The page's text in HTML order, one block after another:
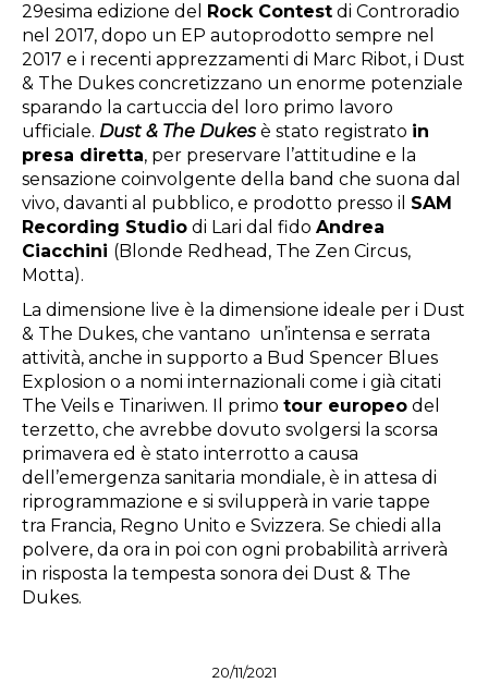
29esima edizione del
Rock Contest di Controradio
nel 2017, dopo un EP autoprodotto sempre nel
2017 e i recenti apprezzamenti di Marc Ribot, i Dust
& The Dukes concretizzano un enorme potenziale
sparando la cartuccia del loro primo lavoro
ufficiale. Dust & The Dukesè stato registrato in
presa diretta, per preservare l’attitudine e la
sensazione coinvolgente della band che suona dal
vivo, davanti al pubblico, e prodotto presso il SAM
Recording Studio di Lari dal fido Andrea
Ciacchini (Blonde Redhead, The Zen Circus,
Motta).
La dimensione live è la dimensione ideale per i Dust
& The Dukes, che vantano un’intensa e serrata
attività, anche in supporto a Bud Spencer Blues
Explosion o a nomi internazionali come i già citati
The Veils e Tinariwen. Il primo tour europeo del
terzetto, che avrebbe dovuto svolgersi la scorsa
primavera ed è stato interrotto a causa
dell’emergenza sanitaria mondiale, è in attesa di
riprogrammazione e si svilupperà in varie tappe
tra Francia, Regno Unito e Svizzera. Se chiedi alla
polvere, da ora in poi con ogni probabilità arriverà
in risposta la tempesta sonora dei Dust & The
Dukes.
20/11/2021